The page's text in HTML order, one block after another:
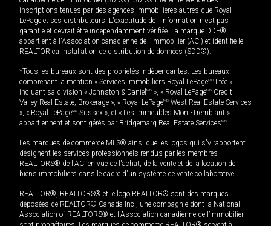
inscriptions tenues par des agences immobilières autres que Royal
LePage et ses distributeurs. L'exactitude de l'information n'est pas
garantie et devrait être indépendamment vérifiée. La marque DDF®
appartient à l'Association canadienne de l’immobilier (ACI) et identifie le
REALTOR.ca Installation de distribution de données (SDD®).
*Tous les bureaux sont des propriétés indépendantes. Les bureaux
comprenant la mention « Services immobiliers Royal LePageMD Ltée »,
incluant sa division « Johnston & Daniel MD », « Royal LePageMD Credit
Valley Real Estate, Brokerage », « Royal LePageMD West Real Estate Services
», « Royal LePageMD Sussex », et « Les immeubles Mont-Tremblant »
appartiennent et sont gérés par Bridgemarq Real Estate ServicesMD.
Les marques de commerce MLS® ainsi que les logos qui s'y rapportent
désignent les services professionnels rendus par les membres
REALTORS® de l'ACI en vue de l'achat, de la vente et de la location de
biens immobiliers dans le cadre d'un système de vente collaborative.
REALTOR®, REALTORS® et le logo REALTOR® sont des marques
déposées de REALTOR® Canada Inc., une compagnie dont la National
Association of REALTORS® et l'Association canadienne de l’immobilier